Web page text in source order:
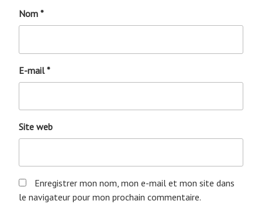
Nom *
E-mail*
Site web
Enregistrer mon nom, mon e-mail et mon site dans
le navigateur pour mon prochain commentaire.